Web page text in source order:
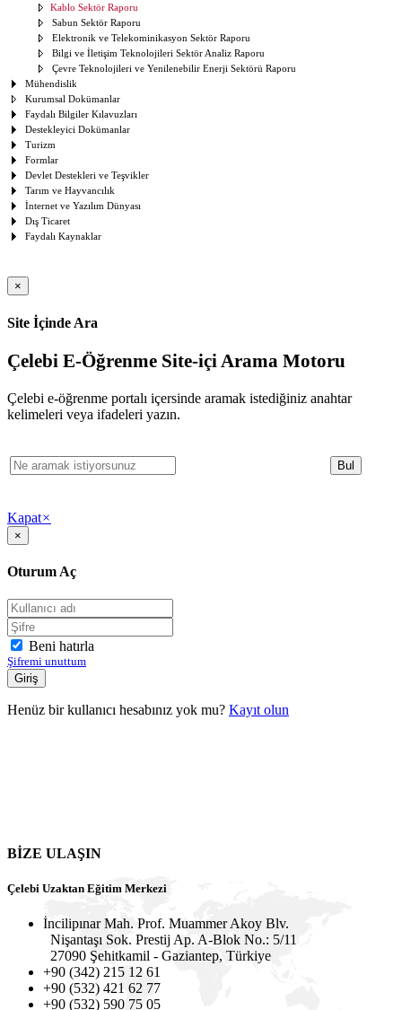
Kablo Sektör Raporu
Sabun Sektör Raporu
Elektronik ve Telekominikasyon Sektör Raporu
Bilgi ve İletişim Teknolojileri Sektör Analiz Raporu
Çevre Teknolojileri ve Yenilenebilir Enerji Sektörü Raporu
Mühendislik
Kurumsal Dokümanlar
Faydalı Bilgiler Kılavuzları
Destekleyici Dokümanlar
Turizm
Formlar
Devlet Destekleri ve Teşvikler
Tarım ve Hayvancılık
İnternet ve Yazılım Dünyası
Dış Ticaret
Faydalı Kaynaklar
×
Site İçinde Ara
Çelebi E-Öğrenme Site-içi Arama Motoru
Çelebi e-öğrenme portalı içersinde aramak istediğiniz anahtar
kelimeleri veya ifadeleri yazın.
Kapat×
×
Oturum Aç
Beni hatırla
Şifremi unuttum
Henüz bir kullanıcı hesabınız yok mu? Kayıt olun
BİZE ULAŞIN
Çelebi Uzaktan Eğitim Merkezi
İncilipınar Mah. Prof. Muammer Akoy Blv.
Nişantaşı Sok. Prestij Ap. A-Blok No.: 5/11
27090 Şehitkamil - Gaziantep, Türkiye
+90 (342) 215 12 61
+90 (532) 421 62 77
+90 (532) 590 75 05